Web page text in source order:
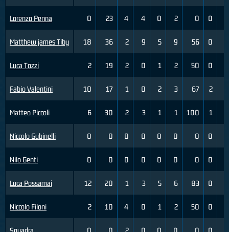
Lorenzo Penna
Matthew james Tiby
Luca Tozzi
Fabio Valentini
Matteo Piccoli
Niccolo Gubinelli
Nilo Genti
Luca Possamai
Niccolo Filoni
0 23 4 4 0 2 0 0
18 36 2 9 5 9 56 0
2 19 2 0 1 2 50 0
10 17 1 0 2 3 67 2
6 30 2 3 1 1 100 1
0 0 0 0 0 0 0 0
0 0 0 0 0 0 0 0
12 20 1 3 5 6 83 0
2 10 4 0 1 2 50 0